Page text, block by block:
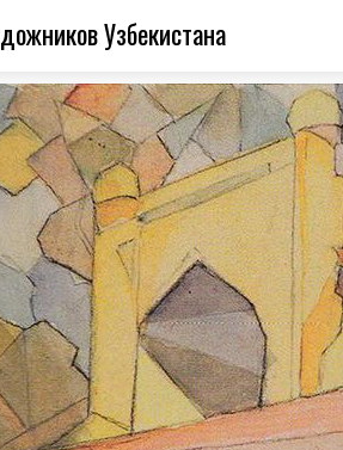
Узбекистана